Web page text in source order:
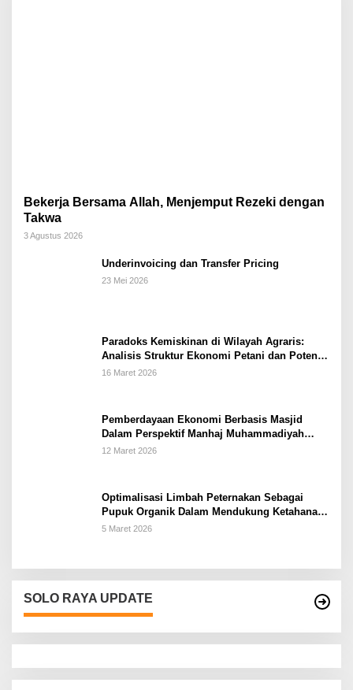
Bekerja Bersama Allah, Menjemput Rezeki dengan
Takwa
3 Agustus 2026
Underinvoicing dan Transfer Pricing
23 Mei 2026
Paradoks Kemiskinan di Wilayah Agraris:
Analisis Struktur Ekonomi Petani dan Potensi
Pemberdayaan Berbasis Masjid di Kabupaten
16 Maret 2026
Pemberdayaan Ekonomi Berbasis Masjid
Dalam Perspektif Manhaj Muhammadiyah
Untuk Penguatan Keluarga Sakinah di
12 Maret 2026
Optimalisasi Limbah Peternakan Sebagai
Pupuk Organik Dalam Mendukung Ketahanan
Pangan Rumah Tangga Petani di Kabupaten
5 Maret 2026
SOLO RAYA UPDATE